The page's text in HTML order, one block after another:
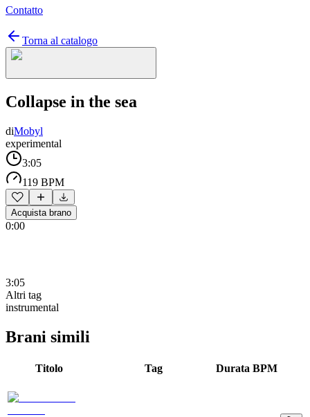
Contatto
Torna al catalogo
Collapse in the sea
diMobyl
experimental
3:05
119 BPM
Acquista brano
0:00
3:05
Altri tag
instrumental
Brani simili
Titolo Tag Durata BPM